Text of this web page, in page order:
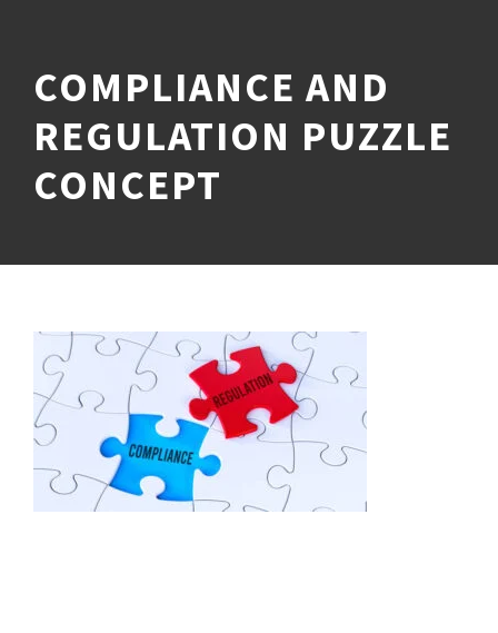
COMPLIANCE AND
REGULATION PUZZLE
CONCEPT